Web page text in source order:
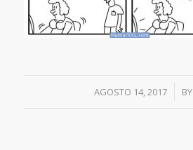
AGOSTO 14, 2017
/ BY